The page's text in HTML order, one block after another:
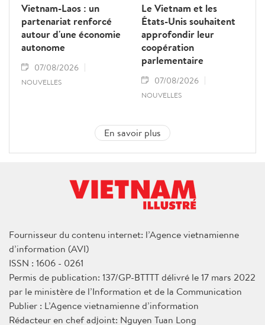
Vietnam-Laos : un
partenariat renforcé
autour d'une économie
autonome
07/08/2026
NOUVELLES
Le Vietnam et les
États-Unis souhaitent
approfondir leur
coopération
parlementaire
07/08/2026
NOUVELLES
En savoir plus
Fournisseur du contenu internet: l’Agence vietnamienne
d’information (AVI)
ISSN : 1606 - 0261
Permis de publication: 137/GP-BTTTT délivré le 17 mars 2022
par le ministère de l’Information et de la Communication
Publier : L’Agence vietnamienne d’information
Rédacteur en chef adjoint: Nguyen Tuan Long